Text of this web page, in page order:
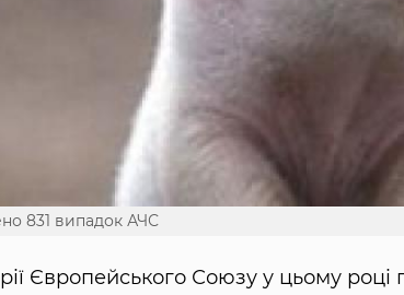
831 випадок АЧС
Європейського Союзу у цьому